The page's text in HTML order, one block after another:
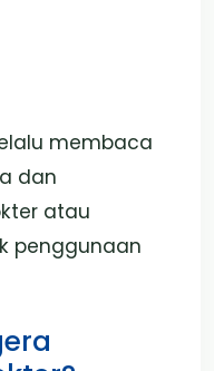
membaca
dan
atau
penggunaan